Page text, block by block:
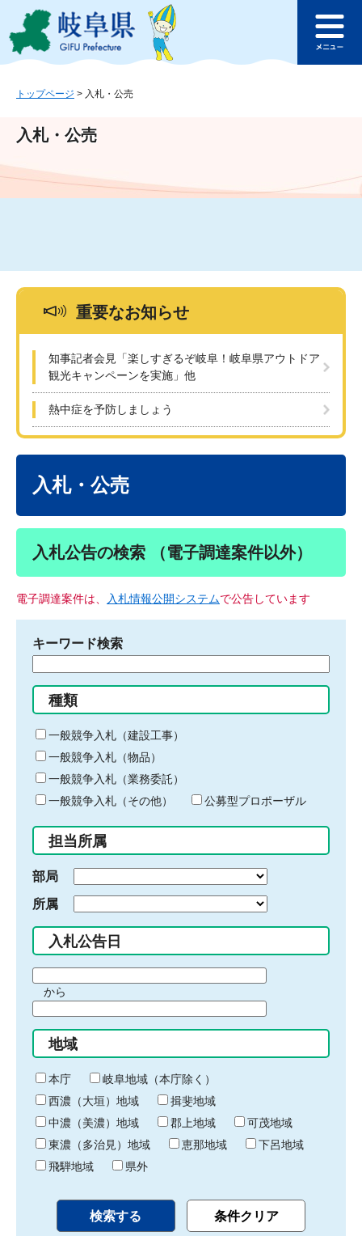
ジ
ュ
文
このページの本文へ
ュ
トップページ > 入札・公売
入札・公売
重要なお知らせ
知事記者会見「楽しすぎるぞ岐阜！岐阜県アウトドア
観光キャンペーンを実施」他
熱中症を予防しましょう
入札・公売
入札公告の検索 （電子調達案件以外）
電子調達案件は、 入札情報公開システムで公告しています
キーワード検索
る
キ
ー
ワ
ー
ド
入
力
種類
一般競争入札（建設工事）
一般競争入札（物品）
一般競争入札（業務委託）
一般競争入札（その他）
公募型プロポーザル
担当所属
部局
所属
入札公告日
間
始
り
から
間
終
わ
り
地域
本庁
岐阜地域（本庁除く）
西濃（大垣）地域
揖斐地域
中濃（美濃）地域
郡上地域
可茂地域
東濃（多治見）地域
恵那地域
下呂地域
飛騨地域
県外